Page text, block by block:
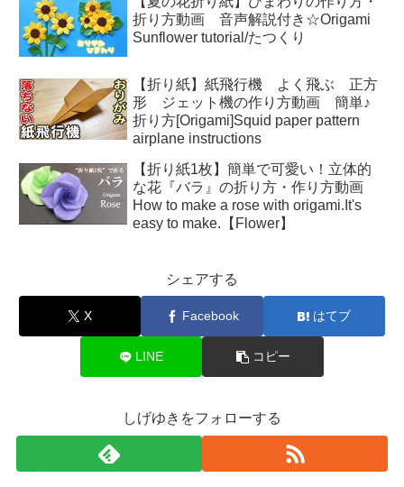
折り方動画 音声解説付き☆Origami
Sunflower tutorial/たつくり
【折り紙】紙飛行機 よく飛ぶ 正方
形 ジェット機の作り方動画 簡単♪
折り方[Origami]Squid paper pattern
airplane instructions
【折り紙1枚】簡単で可愛い！立体的
な花『バラ』の折り方・作り方動画
How to make a rose with origami.It's
easy to make.【Flower】
シェアする
X Facebook はてブ
LINE コピー
しげゆきをフォローする